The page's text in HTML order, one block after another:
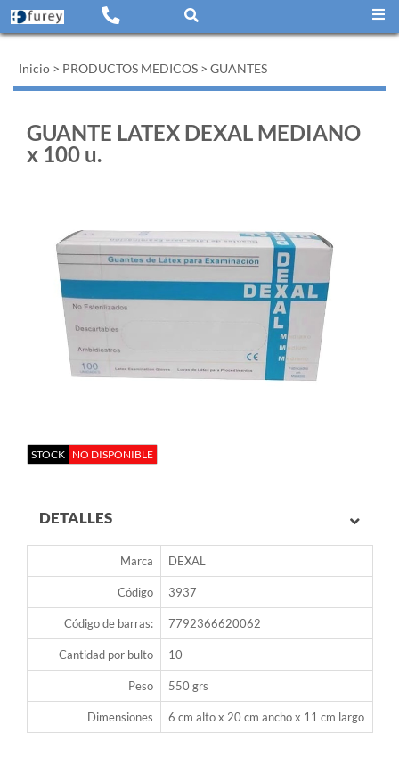
Inicio > PRODUCTOS MEDICOS > GUANTES
GUANTE LATEX DEXAL MEDIANO
x 100 u.
STOCK NO DISPONIBLE
DETALLES
Marca DEXAL
Código 3937
Código de barras: 7792366620062
Cantidad por bulto 10
Peso 550 grs
Dimensiones 6 cm alto x 20 cm ancho x 11 cm largo